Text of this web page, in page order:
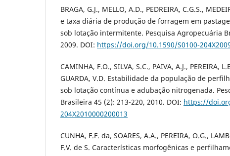
BRAGA, G.J., MELLO, A.D., PEDREIRA, C.G.S.,
e taxa diária de produção de forragem em
sob lotação intermitente. Pesquisa Agropecuária
2009. DOI: https://doi.org/10.1590/S0100-
CAMINHA, F.O., SILVA, S.C., PAIVA, A.J., PEREIRA,
GUARDA, V.D. Estabilidade da população de
sob lotação contínua e adubação nitrogenada.
Brasileira 45 (2): 213-220, 2010. DOI: https://
204X2010000200013
CUNHA, F.F. da, SOARES, A.A., PEREIRA, O.G.,
F.V. de S. Características morfogênicas e